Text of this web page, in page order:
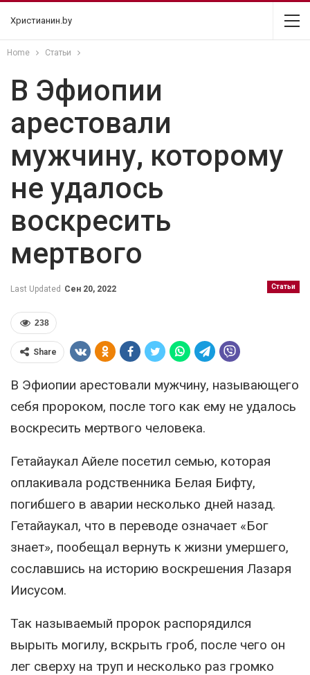
Христианин.by
Home Статьи
В Эфиопии
арестовали
мужчину, которому
не удалось
воскресить
мертвого
Статьи
Last Updated Сен 20, 2022
238
Share
В Эфиопии арестовали мужчину, называющего
себя пророком, после того как ему не удалось
воскресить мертвого человека.
Гетайаукал Айеле посетил семью, которая
оплакивала родственника Белая Бифту,
погибшего в аварии несколько дней назад.
Гетайаукал, что в переводе означает «Бог
знает», пообещал вернуть к жизни умершего,
сославшись на историю воскрешения Лазаря
Иисусом.
Так называемый пророк распорядился
вырыть могилу, вскрыть гроб, после чего он
лег сверху на труп и несколько раз громко